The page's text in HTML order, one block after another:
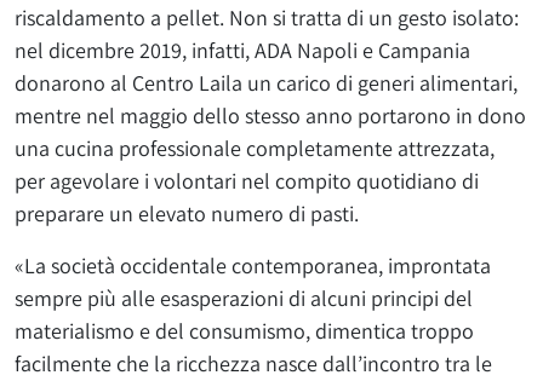
riscaldamento a pellet. Non si tratta di un gesto isolato:
nel dicembre 2019, infatti, ADA Napoli e Campania
donarono al Centro Laila un carico di generi alimentari,
mentre nel maggio dello stesso anno portarono in dono
una cucina professionale completamente attrezzata,
per agevolare i volontari nel compito quotidiano di
preparare un elevato numero di pasti.
«La società occidentale contemporanea, improntata
sempre più alle esasperazioni di alcuni principi del
materialismo e del consumismo, dimentica troppo
facilmente che la ricchezza nasce dall’incontro tra le